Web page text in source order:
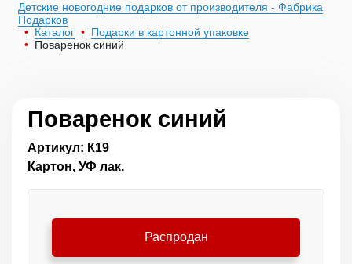
Детские новогодние подарков от производителя - Фабрика
Подарков
Каталог
Подарки в картонной упаковке
Поваренок синий
Поваренок синий
Артикул: К19
Картон, УФ лак.
Распродан